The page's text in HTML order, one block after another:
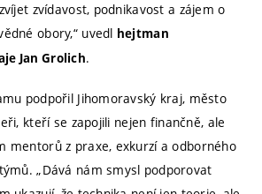
zvídavost, podnikavost a zájem o
obory,“ uvedl hejtman
Jan Grolich.
podpořil Jihomoravský kraj, město
kteří se zapojili nejen finančně, ale
mentorů z praxe, exkurzí a odborného
„Dává nám smysl podporovat